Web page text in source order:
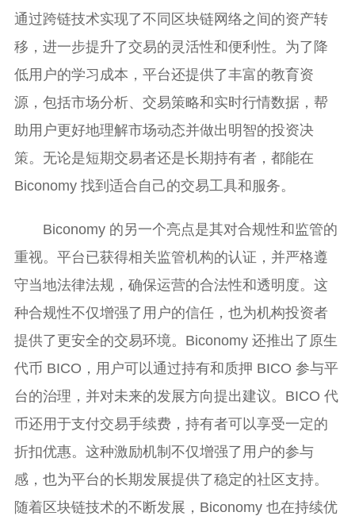
通过跨链技术实现了不同区块链网络之间的资产转
移，进一步提升了交易的灵活性和便利性。为了降
低用户的学习成本，平台还提供了丰富的教育资
源，包括市场分析、交易策略和实时行情数据，帮
助用户更好地理解市场动态并做出明智的投资决
策。无论是短期交易者还是长期持有者，都能在
Biconomy 找到适合自己的交易工具和服务。
Biconomy 的另一个亮点是其对合规性和监管的
重视。平台已获得相关监管机构的认证，并严格遵
守当地法律法规，确保运营的合法性和透明度。这
种合规性不仅增强了用户的信任，也为机构投资者
提供了更安全的交易环境。Biconomy 还推出了原生
代币 BICO，用户可以通过持有和质押 BICO 参与平
台的治理，并对未来的发展方向提出建议。BICO 代
币还用于支付交易手续费，持有者可以享受一定的
折扣优惠。这种激励机制不仅增强了用户的参与
感，也为平台的长期发展提供了稳定的社区支持。
随着区块链技术的不断发展，Biconomy 也在持续优